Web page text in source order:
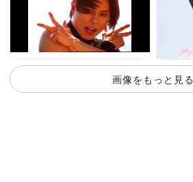
画像をもっと見る